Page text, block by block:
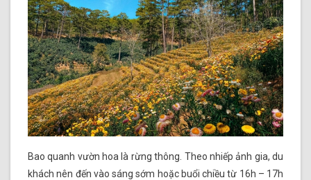
Bao quanh vườn hoa là rừng thông. Theo nhiếp ảnh gia, du
khách nên đến vào sáng sớm hoặc buổi chiều từ 16h – 17h